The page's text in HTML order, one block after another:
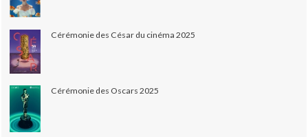
Cérémonie des César du cinéma 2025
Cérémonie des Oscars 2025